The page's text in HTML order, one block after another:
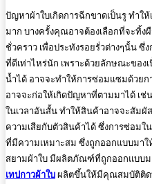
ปัญหาผ้าใบเกิดการฉีกขาดเป็นรู ทำ
มาก บางครั้งคุณอาจต้องเลือกที่จะทิ้ง
ชั่วคราว เพื่อประทังรอยรั่วต่างๆนั้น
ที่ดีเท่าไหร่นัก เพราะด้วยลักษณะของ
น้ำได้ อาจจะทำให้การซ่อมแซมด้วย
อาจจะก่อให้เกิดปัญหาที่ตามมาได้ เช่
ในเวลาอันสั้น ทำให้สินค้าอาจจะสัม
ความเสียกับตัวสินค้าได้ ซึ่งการซ่อม
ที่มีความเหมาะสม ซึ่งถูกออกแบบมาใ
สยามผ้าใบ มีผลิตภัณฑ์ที่ถูกออกแบบม
เทปกาวผ้าใบ ผลิตขึ้นให้มีคุณสมบัติติด